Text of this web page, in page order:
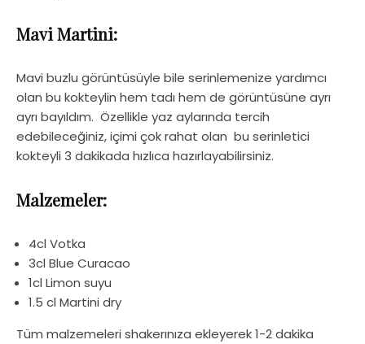
Mavi Martini:
Mavi buzlu görüntüsüyle bile serinlemenize yardımcı
olan bu kokteylin hem tadı hem de görüntüsüne ayrı
ayrı bayıldım. Özellikle yaz aylarında tercih
edebileceğiniz, içimi çok rahat olan bu serinletici
kokteyli 3 dakikada hızlıca hazırlayabilirsiniz.
Malzemeler:
4cl Votka
3cl Blue Curacao
1cl Limon suyu
1.5 cl Martini dry
Tüm malzemeleri shakerınıza ekleyerek 1-2 dakika